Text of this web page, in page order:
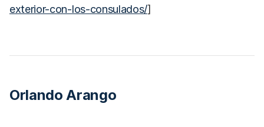
exterior-con-los-consulados/]
Orlando Arango